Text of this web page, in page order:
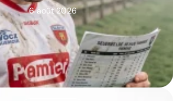
6 août 2026